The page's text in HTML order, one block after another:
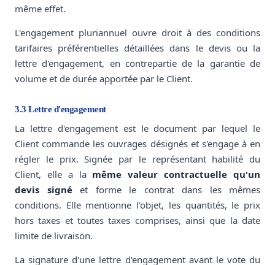
même effet.
L'engagement pluriannuel ouvre droit à des conditions
tarifaires préférentielles détaillées dans le devis ou la
lettre d'engagement, en contrepartie de la garantie de
volume et de durée apportée par le Client.
3.3 Lettre d'engagement
La lettre d'engagement est le document par lequel le
Client commande les ouvrages désignés et s'engage à en
régler le prix. Signée par le représentant habilité du
Client, elle a la même valeur contractuelle qu'un
devis signéet forme le contrat dans les mêmes
conditions. Elle mentionne l'objet, les quantités, le prix
hors taxes et toutes taxes comprises, ainsi que la date
limite de livraison.
La signature d'une lettre d'engagement avant le vote du